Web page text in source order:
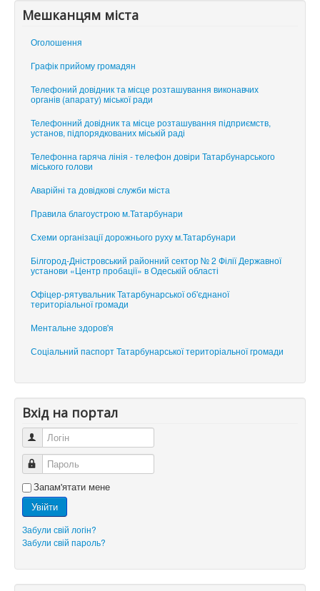
Мешканцям міста
Оголошення
Графік прийому громадян
Телефоний довідник та місце розташування виконавчих
органів (апарату) міської ради
Телефонний довідник та місце розташування підприємств,
установ, підпорядкованих міській раді
Телефонна гаряча лінія - телефон довіри Татарбунарського
міського голови
Аварійні та довідкові служби міста
Правила благоустрою м.Татарбунари
Схеми організації дорожнього руху м.Татарбунари
Білгород-Дністровський районний сектор № 2 Філії Державної
установи «Центр пробації» в Одеській області
Офіцер-рятувальник Татарбунарської об'єднаної
територіальної громади
Ментальне здоров'я
Соціальний паспорт Татарбунарської територіальної громади
Вхід на портал
Логін
Пароль
Запам'ятати мене
Увійти
Забули свій логін?
Забули свій пароль?